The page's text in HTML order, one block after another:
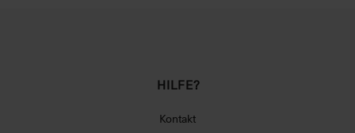
HILFE?
Kontakt